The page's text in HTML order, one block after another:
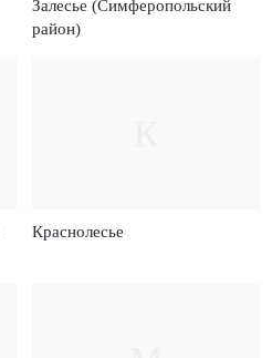
Залесье (Симферопольский
район)
Краснолесье